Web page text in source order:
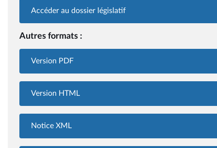
Accéder au dossier législatif
Autres formats :
Version PDF
Version HTML
Notice XML